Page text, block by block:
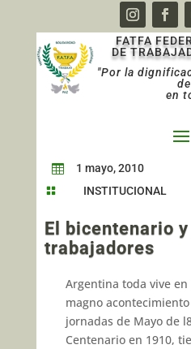
FATFA
DE
"Por la
en
 1 mayo, 2010
 INSTITUCIONAL
El bicentenario
trabajadores
Argentina toda vive
magno
jornadas de Mayo de
Centenario en 1910,